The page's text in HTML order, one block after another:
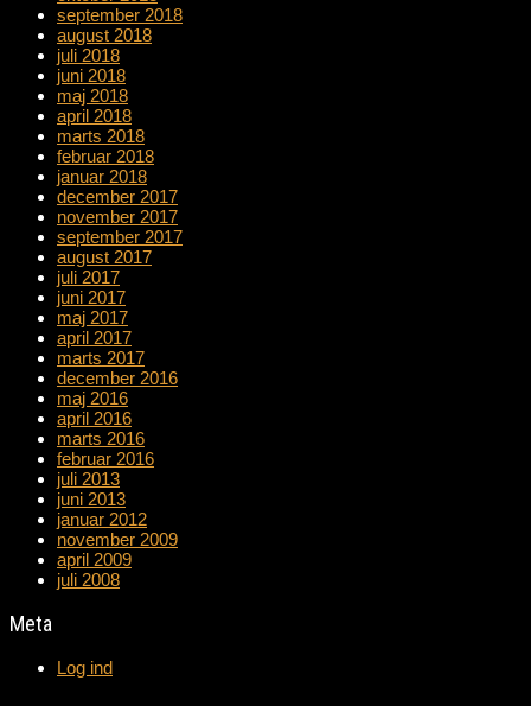
september 2018
august 2018
juli 2018
juni 2018
maj 2018
april 2018
marts 2018
februar 2018
januar 2018
december 2017
november 2017
september 2017
august 2017
juli 2017
juni 2017
maj 2017
april 2017
marts 2017
december 2016
maj 2016
april 2016
marts 2016
februar 2016
juli 2013
juni 2013
januar 2012
november 2009
april 2009
juli 2008
Meta
Log ind